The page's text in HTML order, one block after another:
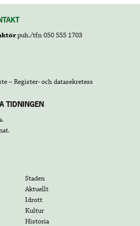
puh./tfn 050 555 1703
– Register- och datasekretess
TIDNINGEN
.
.
Staden
Aktuellt
Idrott
Kultur
Historia